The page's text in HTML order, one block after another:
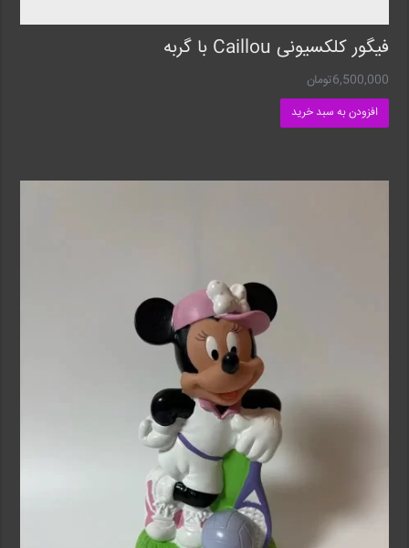
فیگور کلکسیونی Caillou با گربه
6,500,000تومان
افزودن به سبد خرید